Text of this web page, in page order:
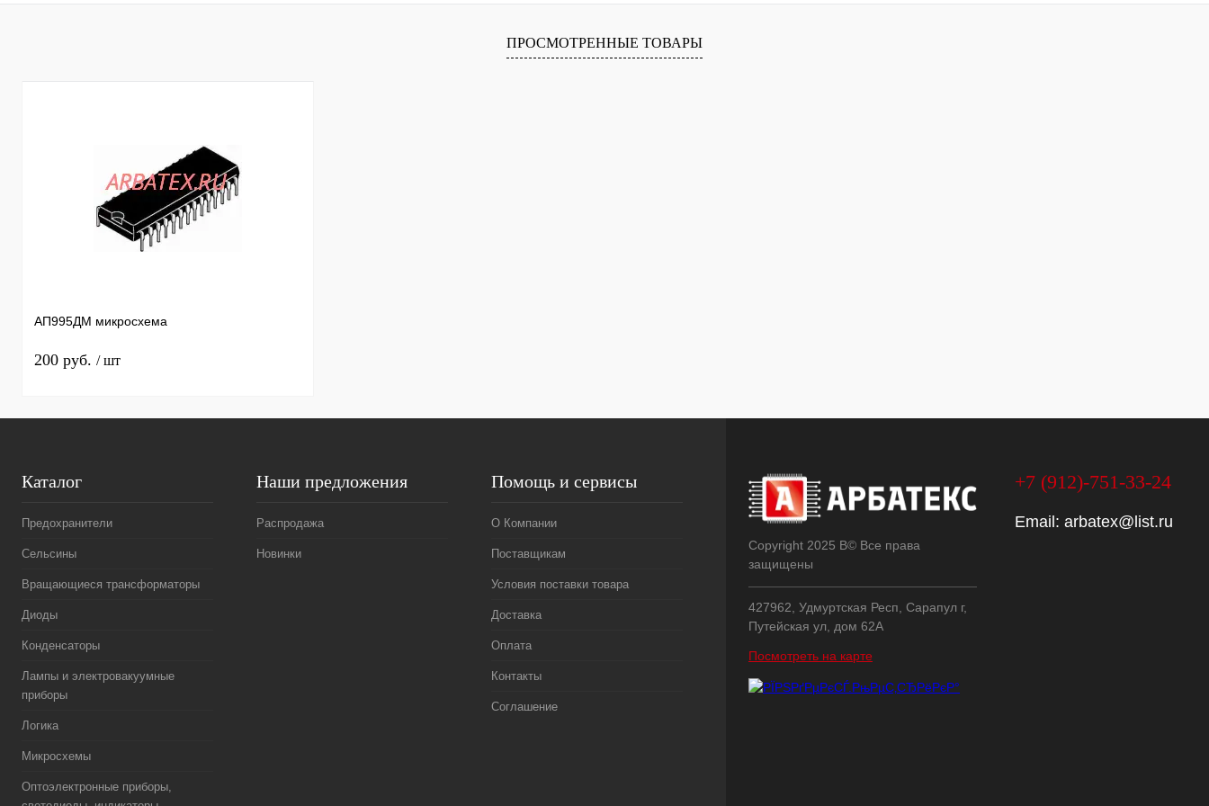
Купить в 1 клик Сравнение Купить в 1 клик Сравнение
ПРОСМОТРЕННЫЕ ТОВАРЫ
АП995ДМ микросхема
200 руб. / шт
Каталог
Предохранители
Сельсины
Вращающиеся трансформаторы
Диоды
Конденсаторы
Лампы и электровакуумные
приборы
Логика
Микросхемы
Оптоэлектронные приборы,
Наши предложения
Распродажа
Новинки
Помощь и сервисы
О Компании
Поставщикам
Условия поставки товара
Доставка
Оплата
Контакты
Соглашение
Copyright 2025 В© Все права
защищены
427962, Удмуртская Респ, Сарапул г,
Путейская ул, дом 62А
Посмотреть на карте
+7 (912)-751-33-24
Email: arbatex@list.ru